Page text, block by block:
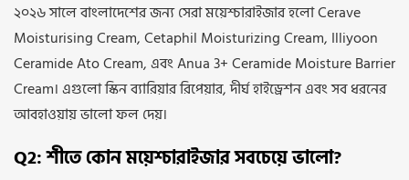
২০২৬ সালে বাংলাদেশের জন্য সেরা ময়েশ্চারাইজার হলো Cerave
Moisturising Cream, Cetaphil Moisturizing Cream, Illiyoon
Ceramide Ato Cream, এবং Anua 3+ Ceramide Moisture Barrier
Cream। এগুলো স্কিন ব্যারিয়ার রিপেয়ার, দীর্ঘ হাইড্রেশন এবং সব ধরনের
আবহাওয়ায় ভালো ফল দেয়।
Q2: শীতে কোন ময়েশ্চারাইজার সবচেয়ে ভালো?